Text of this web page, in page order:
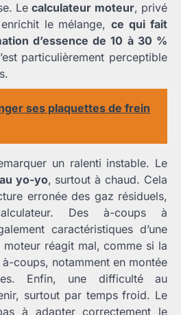
Lecalculateur moteur, privé
enrichit le mélange,ce qui fait
d’essence de 10 à 30 %
particulièrement perceptible
ses plaquettes de frein
un ralenti instable. Le
yo-yo, surtout à chaud. Cela
erronée des gaz résiduels,
Des à-coups à
caractéristiques d’une
moteur réagit mal, comme si la
coups, notamment en montée
Enfin, une difficulté au
surtout par temps froid. Le
à adapter correctement le